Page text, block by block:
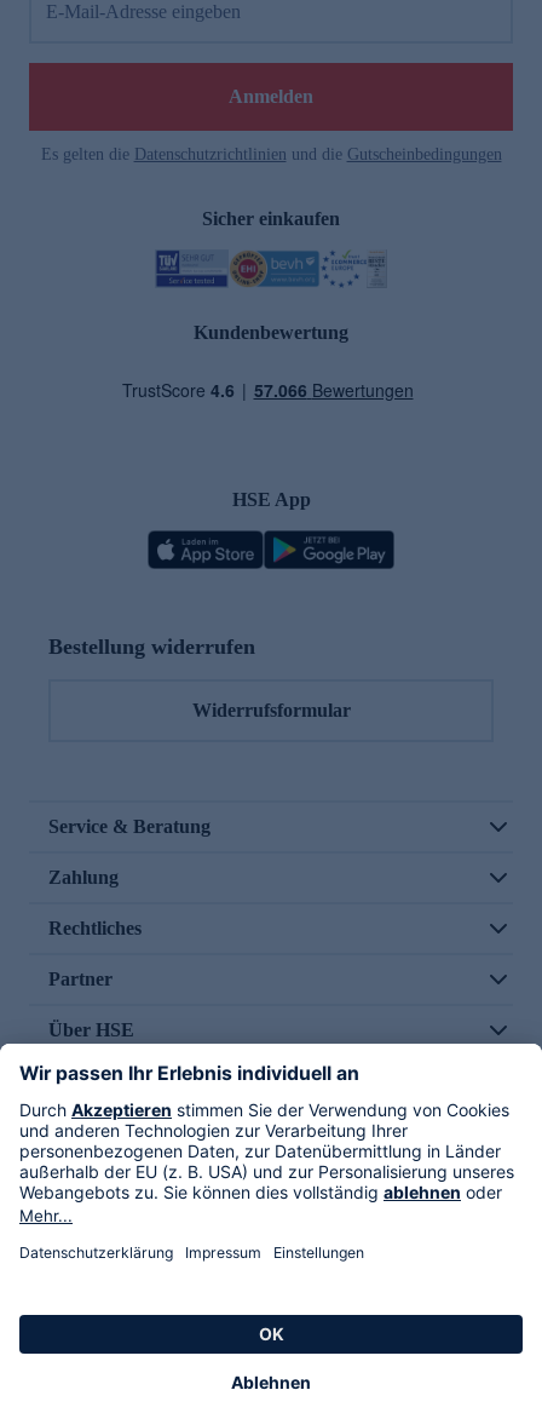
E-Mail-Adresse eingeben
Anmelden
Es gelten die Datenschutzrichtlinien und die Gutscheinbedingungen
Sicher einkaufen
Kundenbewertung
HSE App
Bestellung widerrufen
Widerrufsformular
Service & Beratung
Zahlung
Rechtliches
Partner
Über HSE
Im TV
HSE International